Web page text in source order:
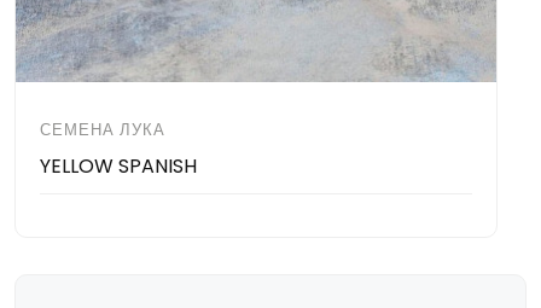
СЕМЕНА ЛУКА
YELLOW SPANISH